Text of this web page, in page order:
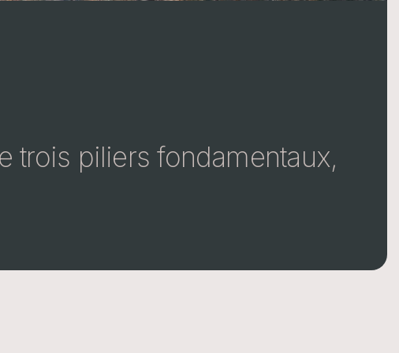
trois piliers fondamentaux,